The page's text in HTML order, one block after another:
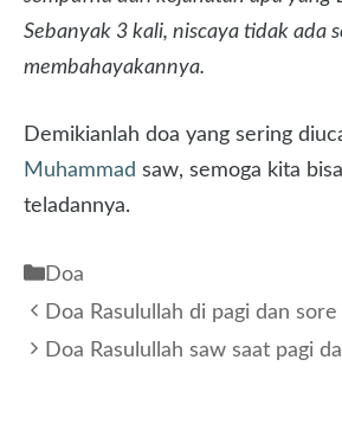
Sebanyak 3 kali, niscaya tidak ada
membahayakannya.
Demikianlah doa yang sering
Muhammad saw, semoga kita
teladannya.
Kategori
Doa
Doa Rasulullah di pagi dan sore
Doa Rasulullah saw saat pagi